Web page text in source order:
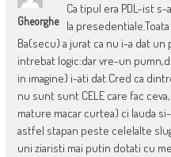
Gheorghe
Ca tipul era PDL-ist
la
Ba(secu) a jurat ca nu i-a dat
intrebat logic:dar vre-un
in imagine) i-ati dat.Cred ca
nu sunt sunt CELE care fac
mature macar curtea) ci lauda
astfel stapan peste celelalte
uni ziaristi mai putin dotati cu